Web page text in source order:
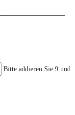
Bitte addieren Sie 9 und